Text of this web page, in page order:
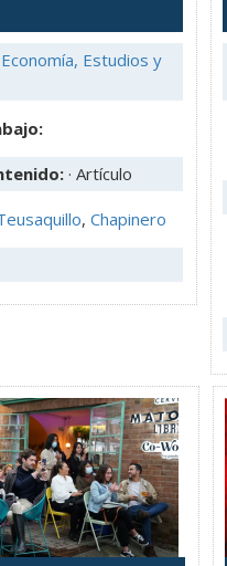
Economía, Estudios y
· Artículo
, Chapinero